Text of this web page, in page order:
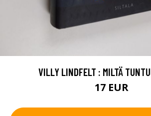
VILLY LINDFELT : MILTÄ
17 EUR